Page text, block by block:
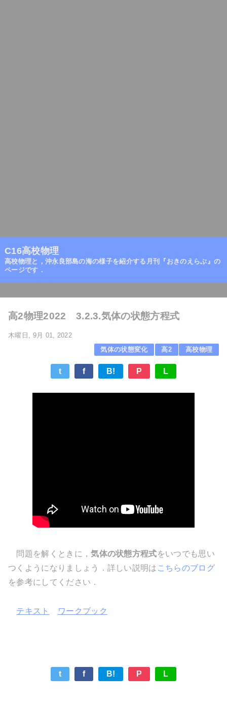
C16高校物理
高校物理と，沖永良部島の海の様子を紹介する月刊『おきのえらぶ』の
ページです．
高2物理2022 3.2.3.気体の状態方程式
木曜日, 9月 01, 2022
気体の状態変化
高2 高校物理
t f B! P L
問題を解くときに，気体の状態方程式をいつでも思い
つくようになりましょう．詳しい説明は こちらのブログ
を参考にしてください．
テキスト ワークブック
t f B! P L